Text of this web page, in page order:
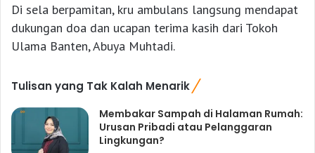
Di sela berpamitan, kru ambulans langsung mendapat
dukungan doa dan ucapan terima kasih dari Tokoh
Ulama Banten, Abuya Muhtadi.
Tulisan yang Tak Kalah Menarik
Membakar Sampah di Halaman Rumah:
Urusan Pribadi atau Pelanggaran
Lingkungan?